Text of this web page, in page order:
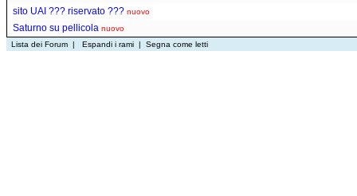
sito UAI ??? riservato ??? nuovo
Saturno su pellicola nuovo
Lista dei Forum | Espandi i rami | Segna come letti